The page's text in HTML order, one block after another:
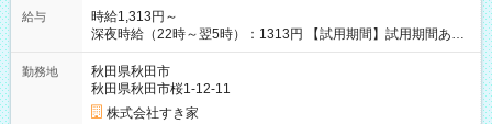
給与
時給1,313円～
深夜時給（22時～翌5時）：1313円 【試用期間】試用期間あり
試用期間の長さ：1ヶ月 雇用形態、給与は本採用時と同じです。
試用期間の実態は30日（※条件変更なし）ですが、切り上げで
一ヶ月とさせていただきます。 研修制度あり：15時間(研修中も
同時給）
勤務地
秋田県秋田市
秋田県秋田市桜1-12-11
株式会社すき家